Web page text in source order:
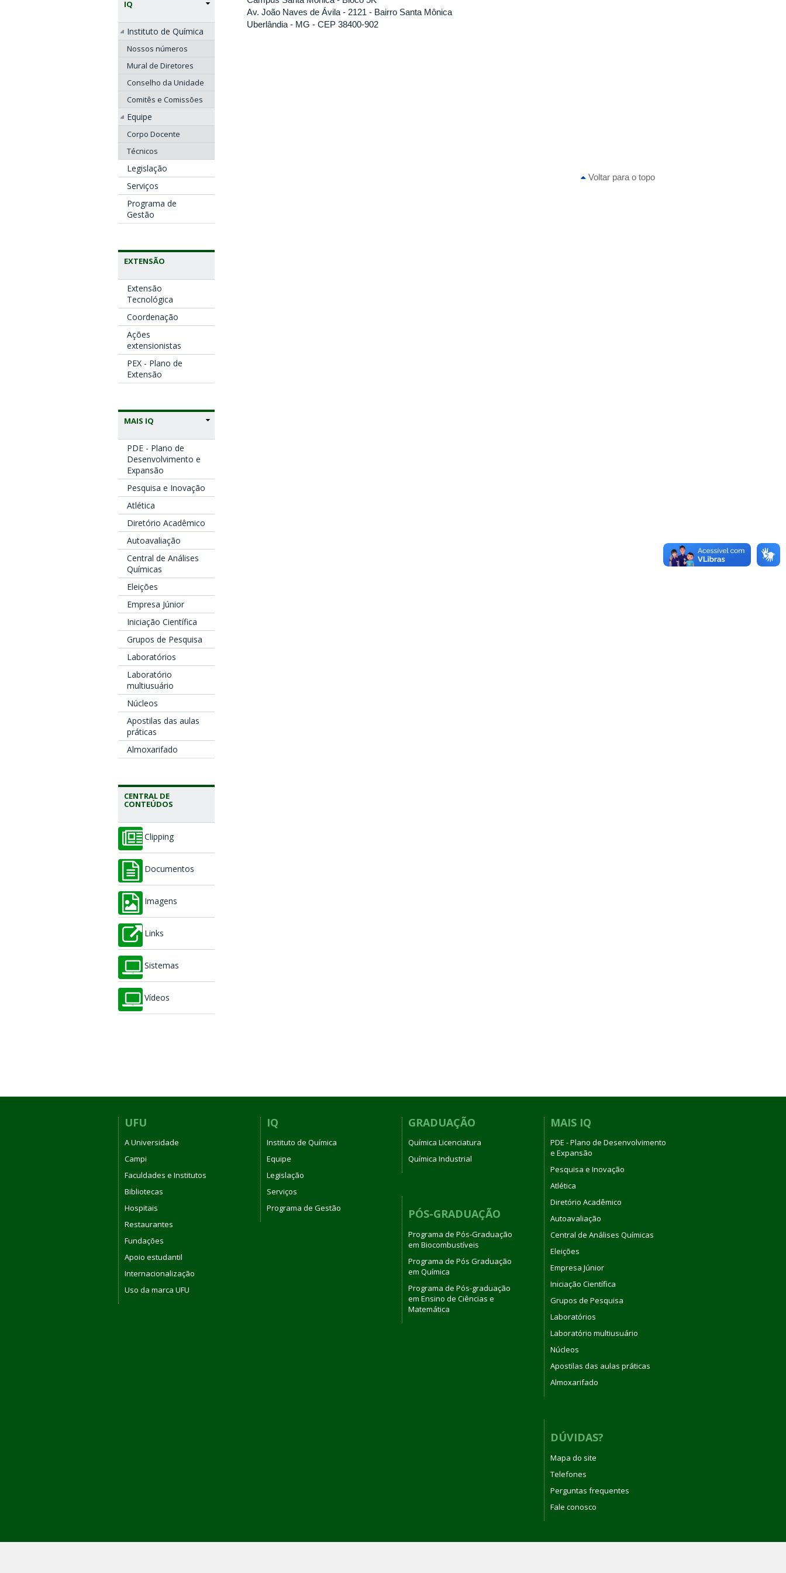
IQ
Instituto de Química
Nossos números
Mural de Diretores
Conselho da Unidade
Comitês e Comissões
Equipe
Corpo Docente
Técnicos
Legislação
Serviços
Programa de
Gestão
EXTENSÃO
Extensão
Tecnológica
Coordenação
Ações
extensionistas
PEX - Plano de
Extensão
MAIS IQ
PDE - Plano de
Desenvolvimento e
Expansão
Pesquisa e Inovação
Atlética
Diretório Acadêmico
Autoavaliação
Central de Análises
Químicas
Eleições
Empresa Júnior
Iniciação Científica
Grupos de Pesquisa
Laboratórios
Laboratório
multiusuário
Núcleos
Apostilas das aulas
práticas
Almoxarifado
CENTRAL DE
CONTEÚDOS
Clipping
Documentos
Imagens
Links
Sistemas
Vídeos
Av. João Naves de Ávila - 2121 - Bairro Santa Mônica
Uberlândia - MG - CEP 38400-902
Voltar para o topo
UFU
A Universidade
Campi
Faculdades e Institutos
Bibliotecas
Hospitais
Restaurantes
Fundações
Apoio estudantil
Internacionalização
Uso da marca UFU
IQ
Instituto de Química
Equipe
Legislação
Serviços
Programa de Gestão
GRADUAÇÃO
Química Licenciatura
Química Industrial
PÓS-GRADUAÇÃO
Programa de Pós-Graduação
em Biocombustíveis
Programa de Pós Graduação
em Química
Programa de Pós-graduação
em Ensino de Ciências e
Matemática
MAIS IQ
PDE - Plano de Desenvolvimento
e Expansão
Pesquisa e Inovação
Atlética
Diretório Acadêmico
Autoavaliação
Central de Análises Químicas
Eleições
Empresa Júnior
Iniciação Científica
Grupos de Pesquisa
Laboratórios
Laboratório multiusuário
Núcleos
Apostilas das aulas práticas
Almoxarifado
DÚVIDAS?
Mapa do site
Telefones
Perguntas frequentes
Fale conosco